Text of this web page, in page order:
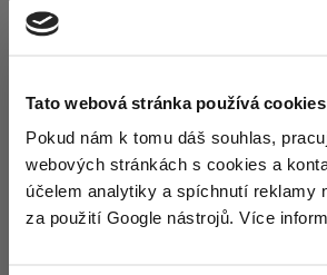
Tato webová stránka používá cookies
Pokud nám k tomu dáš souhlas,
webových stránkách s cookies a
účelem analytiky a spíchnutí reklamy
za použití Google nástrojů. Více
Prací papírky na černé
osoby EcoHaus 5 praní
Skladem,
Prací
praní
Získej 1+1na
zkoušku
papírkůa tipy